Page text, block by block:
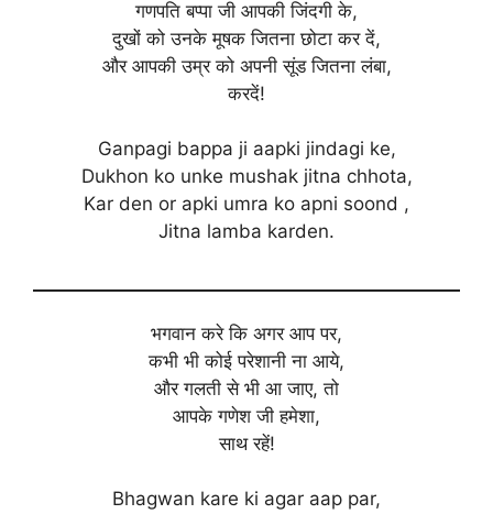
गणपति बप्पा जी आपकी जिंदगी के,
दुखों को उनके मूषक जितना छोटा कर दें,
और आपकी उम्र को अपनी सूंड जितना लंबा,
करदें!
Ganpagi bappa ji aapki jindagi ke,
Dukhon ko unke mushak jitna chhota,
Kar den or apki umra ko apni soond ,
Jitna lamba karden.
भगवान करे कि अगर आप पर,
कभी भी कोई परेशानी ना आये,
और गलती से भी आ जाए, तो
आपके गणेश जी हमेशा,
साथ रहें!
Bhagwan kare ki agar aap par,